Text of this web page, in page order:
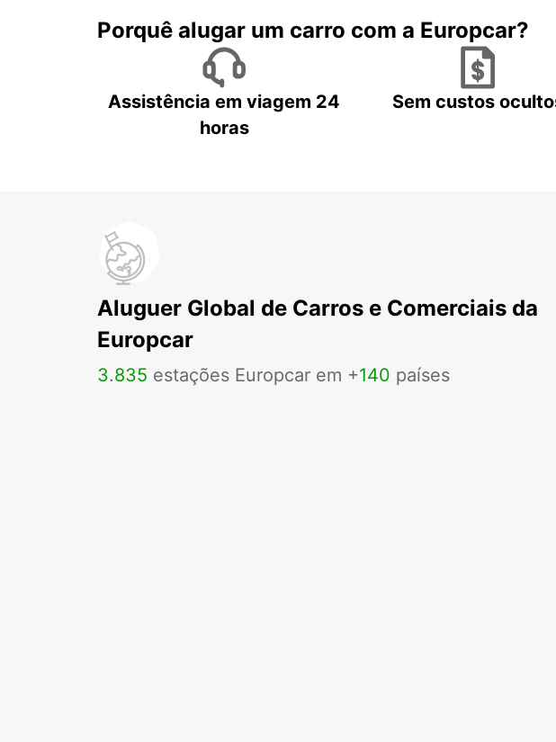
Porquê alugar um carro com a Europcar?
Assistência em viagem 24
horas
Sem custos
Aluguer Global de Carros e Comerciais da
Europcar
3.835 estações Europcar em +140 países